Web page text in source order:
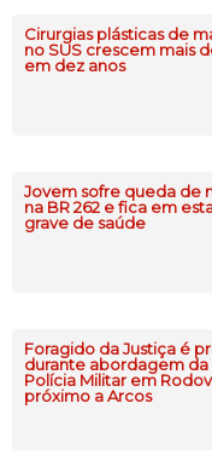
Cirurgias plásticas de
no SUS crescem mais
em dez anos
Jovem sofre queda de
na BR 262 e fica em
grave de saúde
Foragido da Justiça é
durante abordagem da
Polícia Militar em
próximo a Arcos